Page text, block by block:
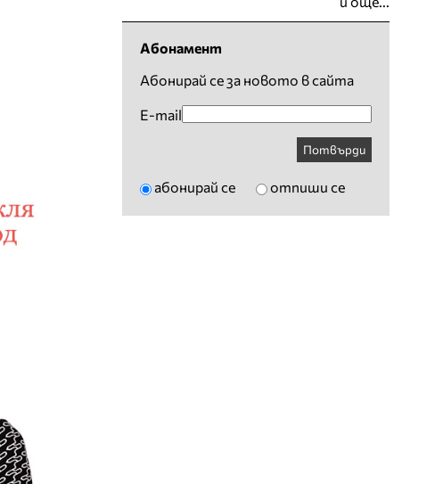
Абонамент
Абонирай се за новото в сайта
E-mail
Потвърди
абонирай се отпиши се